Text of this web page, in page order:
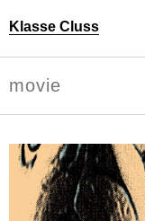
Klasse Cluss
Personen
Projekte
Uli Cluss
Information